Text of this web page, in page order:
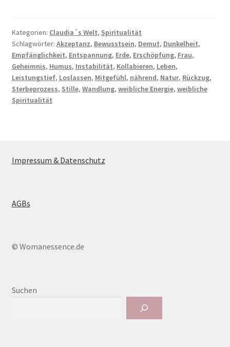
Kategorien: Claudia´s Welt, Spiritualität
Schlagwörter: Akzeptanz, Bewusstsein, Demut, Dunkelheit,
Empfänglichkeit, Entspannung, Erde, Erschöpfung, Frau,
Geheimnis, Humus, Instabilität, Kollabieren, Leben,
Leistungstief, Loslassen, Mitgefühl, nährend, Natur, Rückzug,
Sterbeprozess, Stille, Wandlung, weibliche Energie, weibliche
Spiritualität
Impressum & Datenschutz
AGBs
© Womanessence.de
Suchen